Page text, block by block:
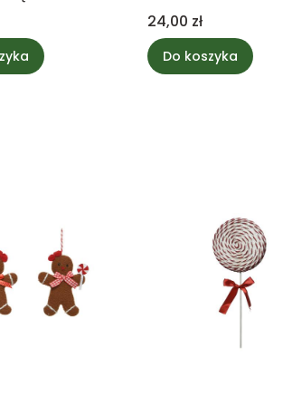
Cena
24,00 zł
Do koszyka